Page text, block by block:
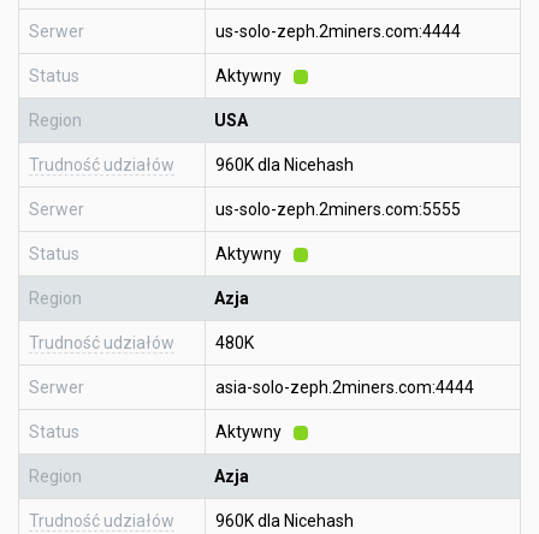
Serwer us-solo-zeph.2miners.com:4444
Status Aktywny
Region USA
Trudność udziałów 960K dla Nicehash
Serwer us-solo-zeph.2miners.com:5555
Status Aktywny
Region Azja
Trudność udziałów 480K
Serwer asia-solo-zeph.2miners.com:4444
Status Aktywny
Region Azja
Trudność udziałów 960K dla Nicehash